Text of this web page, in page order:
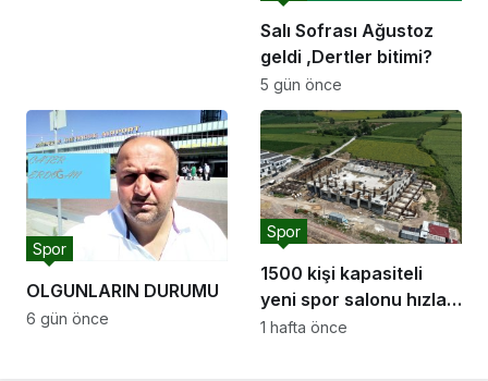
Salı Sofrası Ağustoz
geldi ,Dertler bitimi?
5 gün önce
OLGUNLARIN DURUMU
Spor
6 gün önce
1500 kişi kapasiteli
yeni spor salonu hızla
yükseliyor: “Salon
Spor
1 hafta önce